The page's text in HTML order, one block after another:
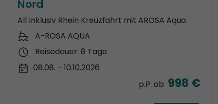
Nord
All Inklusiv Rhein Kreuzfahrt mit AROSA Aqua
A-ROSA AQUA
Reisedauer: 8 Tage
08.08. - 10.10.2026
p.P. ab 998 €